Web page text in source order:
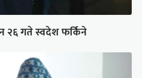
२६ गते स्वदेश फर्किने